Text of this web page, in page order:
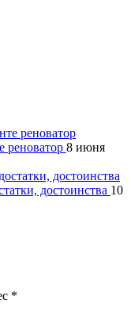
реноватор 8 июня
достоинства 10
*